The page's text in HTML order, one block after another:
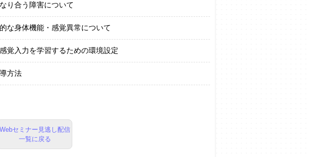
り合う障害について
な身体機能・感覚異常について
覚入力を学習するための環境設定
方法
Webセミナー見逃し配信
一覧に戻る